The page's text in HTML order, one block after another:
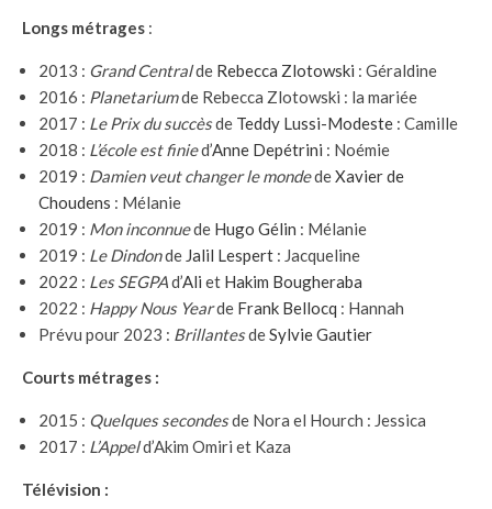
Longs métrages :
2013 : Grand Centralde Rebecca Zlotowski : Géraldine
2016 : Planetariumde Rebecca Zlotowski : la mariée
2017 : Le Prix du succèsde Teddy Lussi-Modeste : Camille
2018 : L’école est finied’Anne Depétrini : Noémie
2019 : Damien veut changer le mondedeXavier de
Choudens : Mélanie
2019 : Mon inconnuede Hugo Gélin : Mélanie
2019 : Le Dindonde Jalil Lespert : Jacqueline
2022 : Les SEGPAd’Ali et Hakim Bougheraba
2022 : Happy Nous Yearde Frank Bellocq : Hannah
Prévu pour 2023 : BrillantesdeSylvie Gautier
Courts métrages :
2015 : Quelques secondesde Nora el Hourch : Jessica
2017 : L’Appeld’Akim Omiri et Kaza
Télévision :